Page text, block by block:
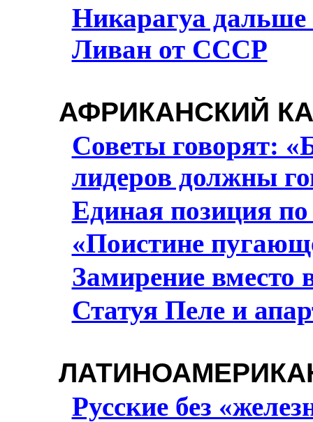
Никарагуа
Ливан от СССР
АФРИКАНСКИЙ
Советы говорят:
лидеров должны
Единая позиция
«Поистине
Замирение вместо
Статуя Пеле и
Русские без